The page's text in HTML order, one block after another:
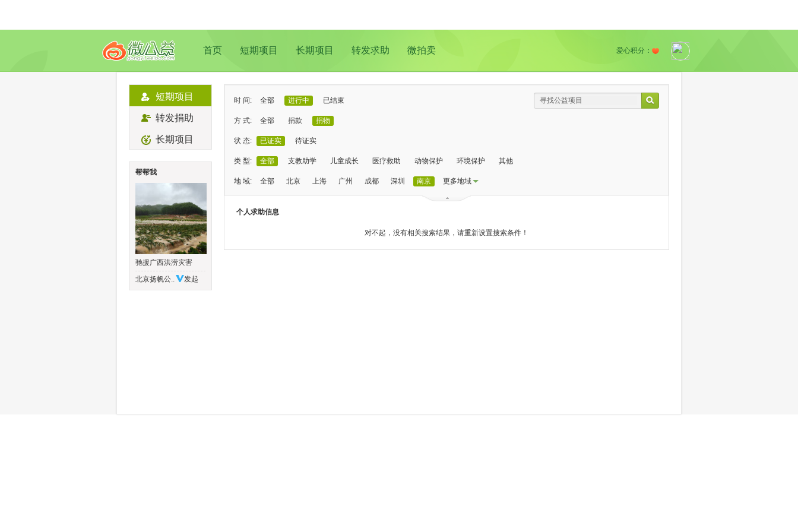
首页 短期项目 长期项目 转发求助 微拍卖 爱心积分：
短期项目
转发捐助
长期项目
帮帮我
驰援广西洪涝灾害
北京扬帆公..
发起
时 间: 全部 进行中 已结束
方 式: 全部 捐款 捐物
状 态: 已证实 待证实
类 型: 全部 支教助学 儿童成长 医疗救助 动物保护 环境保护 其他
地 域: 全部 北京 上海 广州 成都 深圳 南京 更多地域
个人求助信息
对不起，没有相关搜索结果，请重新设置搜索条件！